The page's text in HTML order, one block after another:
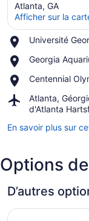
Atlanta, GA
Afficher sur la
Université
Place,
Georgia
of
Technology
Georgia
Place,
Aquarium
Centennial
Place,
Olympic
Park
Atlanta,
d'Atlanta
Airport,
Atlanta,
(Aéroport
Hartsfield-
Jackson)
En savoir plus sur
Options
D’autres
Hyatt Place